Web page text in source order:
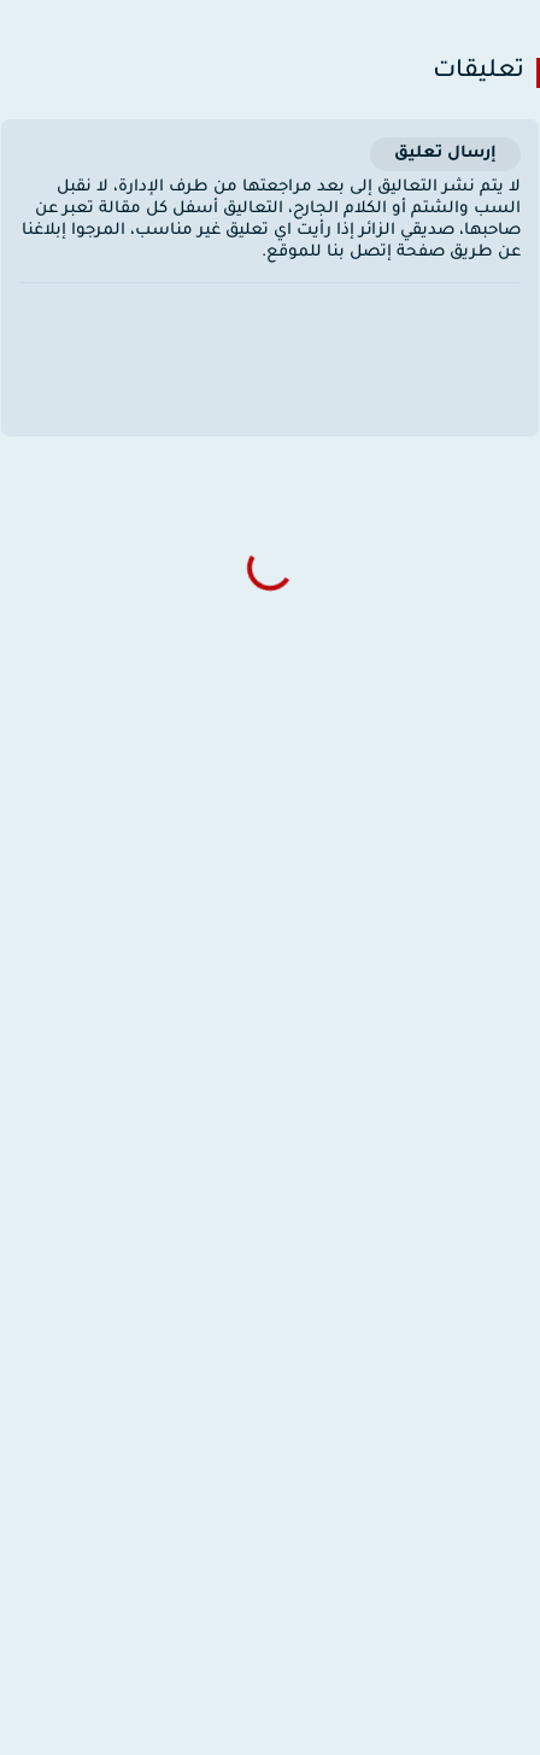
إرسال تعليق
يتم نشر التعاليق إلى بعد مراجعتها من طرف الإدارة، لا نقبل
والشتم أو الكلام الجارح، التعاليق أسفل كل مقالة تعبر عن
صديقي الزائر إذا رأيت اي تعليق غير مناسب، المرجوا إبلاغنا
طريق صفحة إتصل بنا للموقع.